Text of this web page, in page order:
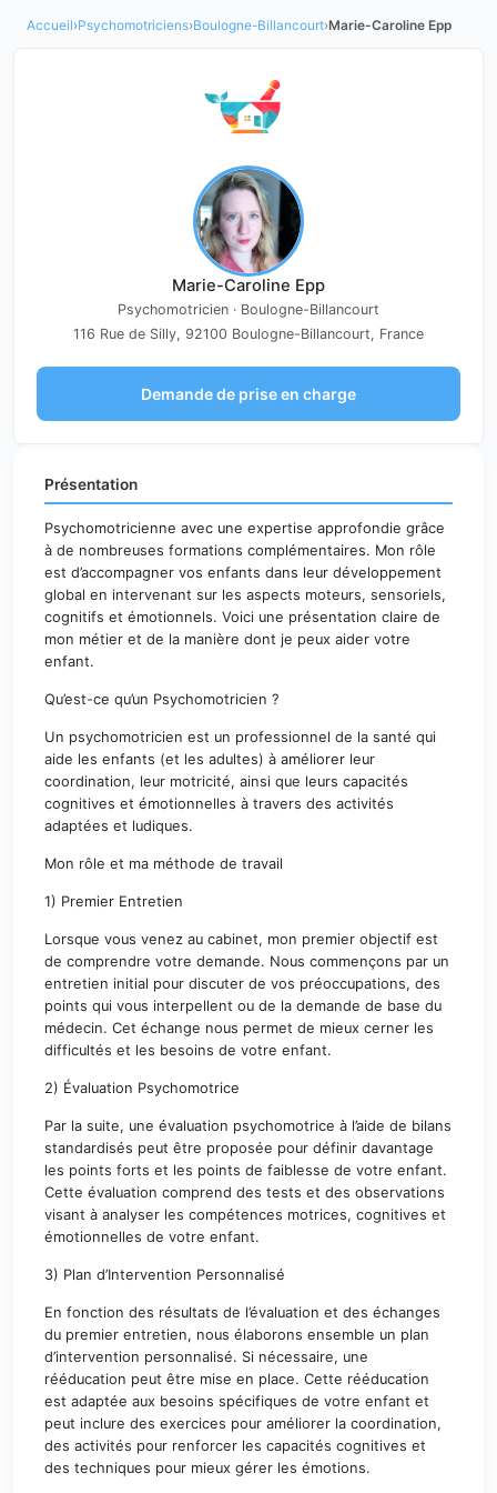
Accueil›Psychomotriciens›Boulogne-Billancourt›Marie-Caroline Epp
Présentation
Psychomotricienne avec une expertise approfondie grâce
à de nombreuses formations complémentaires. Mon rôle
est d’accompagner vos enfants dans leur développement
global en intervenant sur les aspects moteurs, sensoriels,
cognitifs et émotionnels. Voici une présentation claire de
mon métier et de la manière dont je peux aider votre
enfant.
Qu’est-ce qu’un Psychomotricien ?
Un psychomotricien est un professionnel de la santé qui
aide les enfants (et les adultes) à améliorer leur
coordination, leur motricité, ainsi que leurs capacités
cognitives et émotionnelles à travers des activités
adaptées et ludiques.
Mon rôle et ma méthode de travail
1) Premier Entretien
Lorsque vous venez au cabinet, mon premier objectif est
de comprendre votre demande. Nous commençons par un
entretien initial pour discuter de vos préoccupations, des
points qui vous interpellent ou de la demande de base du
médecin. Cet échange nous permet de mieux cerner les
difficultés et les besoins de votre enfant.
2) Évaluation Psychomotrice
Par la suite, une évaluation psychomotrice à l’aide de bilans
standardisés peut être proposée pour définir davantage
les points forts et les points de faiblesse de votre enfant.
Cette évaluation comprend des tests et des observations
visant à analyser les compétences motrices, cognitives et
émotionnelles de votre enfant.
3) Plan d’Intervention Personnalisé
En fonction des résultats de l’évaluation et des échanges
du premier entretien, nous élaborons ensemble un plan
d’intervention personnalisé. Si nécessaire, une
rééducation peut être mise en place. Cette rééducation
est adaptée aux besoins spécifiques de votre enfant et
peut inclure des exercices pour améliorer la coordination,
des activités pour renforcer les capacités cognitives et
des techniques pour mieux gérer les émotions.
Marie-Caroline Epp
Psychomotricien · Boulogne-Billancourt
116 Rue de Silly, 92100 Boulogne-Billancourt, France
Demande de prise en charge